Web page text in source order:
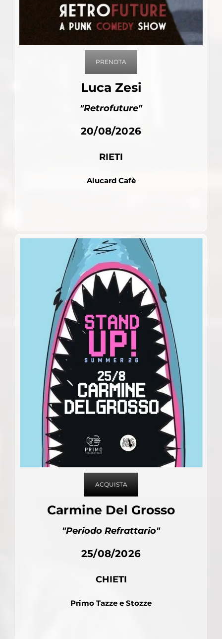
PRENOTA
Luca Zesi
"Retrofuture"
20/08/2026
RIETI
Alucard Cafè
ACQUISTA
Carmine Del Grosso
"Periodo Refrattario"
25/08/2026
CHIETI
Primo Tazze e Stozze